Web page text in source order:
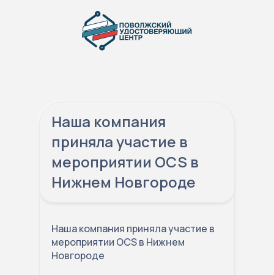
Наша компания приняла участие в
мероприятии OCS в Нижнем
Новгороде
Наша компания
приняла участие в
мероприятии OCS в
Нижнем Новгороде